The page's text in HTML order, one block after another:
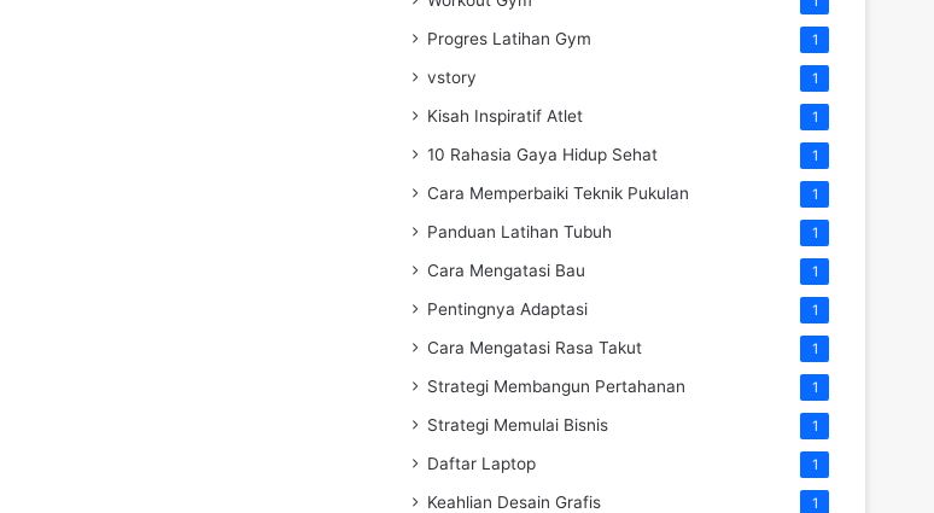
Progres Latihan Gym 1
vstory 1
Kisah Inspiratif Atlet 1
10 Rahasia Gaya Hidup Sehat 1
Cara Memperbaiki Teknik Pukulan 1
Panduan Latihan Tubuh 1
Cara Mengatasi Bau 1
Pentingnya Adaptasi 1
Cara Mengatasi Rasa Takut 1
Strategi Membangun Pertahanan 1
Strategi Memulai Bisnis 1
Daftar Laptop 1
Keahlian Desain Grafis 1